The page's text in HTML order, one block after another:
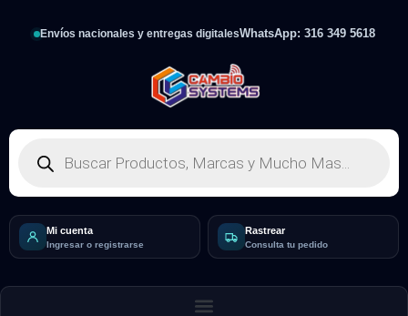
Envíos nacionales y entregas digitalesWhatsApp: 316 349 5618
Mi cuenta
Ingresar o registrarse
Rastrear
Consulta tu pedido